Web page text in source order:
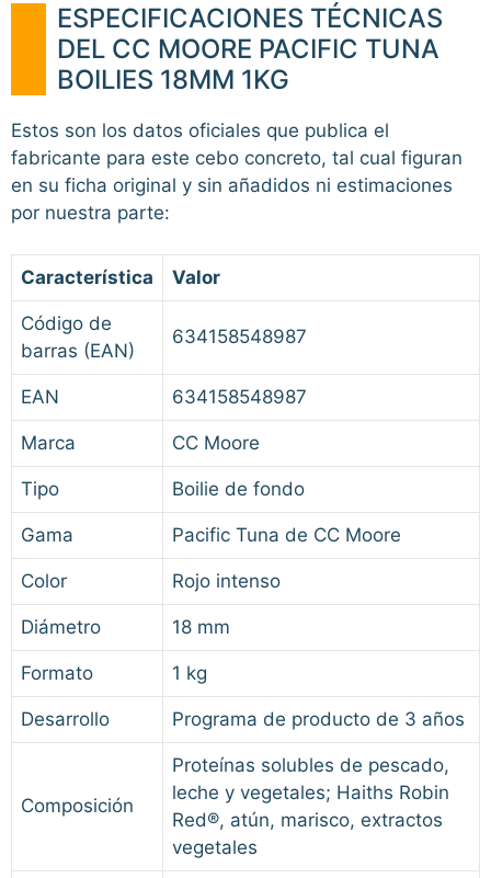
ESPECIFICACIONES TÉCNICAS
DEL CC MOORE PACIFIC TUNA
BOILIES 18MM 1KG
Estos son los datos oficiales que publica el
fabricante para este cebo concreto, tal cual figuran
en su ficha original y sin añadidos ni estimaciones
por nuestra parte:
Característica Valor
Código de
barras (EAN)
634158548987
EAN 634158548987
Marca CC Moore
Tipo Boilie de fondo
Gama Pacific Tuna de CC Moore
Color Rojo intenso
Diámetro 18 mm
Formato 1 kg
Desarrollo Programa de producto de 3 años
Composición
Proteínas solubles de pescado,
leche y vegetales; Haiths Robin
Red®, atún, marisco, extractos
vegetales